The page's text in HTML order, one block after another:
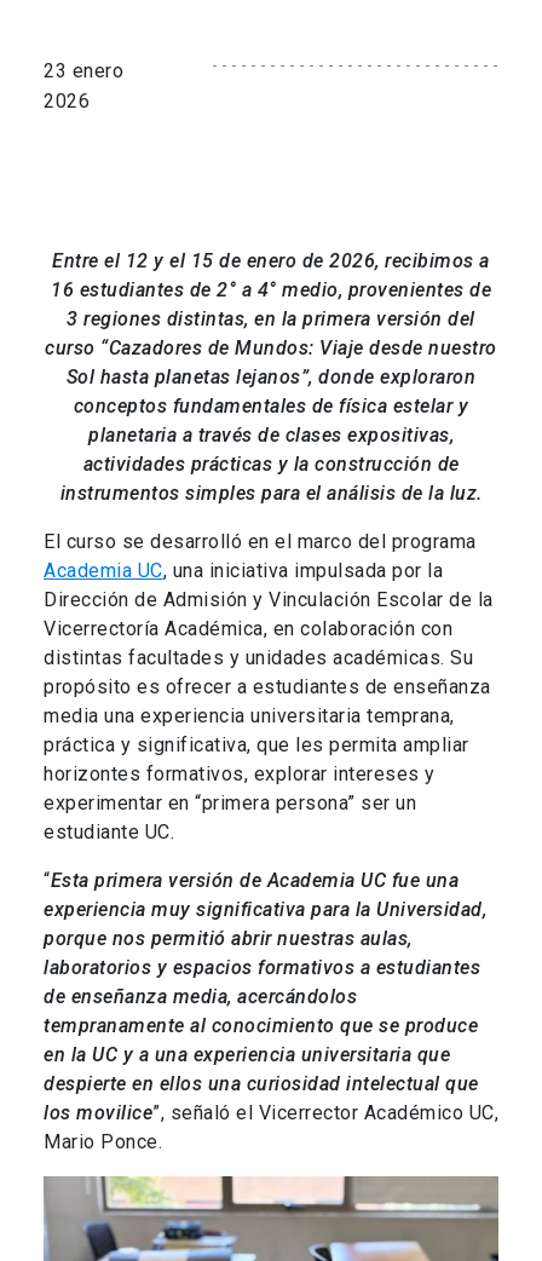
23 enero
2026
Entre el 12 y el 15 de enero de 2026, recibimos a
16 estudiantes de 2° a 4° medio, provenientes de
3 regiones distintas, en la primera versión del
curso “Cazadores de Mundos: Viaje desde nuestro
Sol hasta planetas lejanos”, donde exploraron
conceptos fundamentales de física estelar y
planetaria a través de clases expositivas,
actividades prácticas y la construcción de
instrumentos simples para el análisis de la luz.
El curso se desarrolló en el marco del programa
Academia UC, una iniciativa impulsada por la
Dirección de Admisión y Vinculación Escolar de la
Vicerrectoría Académica, en colaboración con
distintas facultades y unidades académicas. Su
propósito es ofrecer a estudiantes de enseñanza
media una experiencia universitaria temprana,
práctica y significativa, que les permita ampliar
horizontes formativos, explorar intereses y
experimentar en “primera persona” ser un
estudiante UC.
“Esta primera versión de Academia UC fue una
experiencia muy significativa para la Universidad,
porque nos permitió abrir nuestras aulas,
laboratorios y espacios formativos a estudiantes
de enseñanza media, acercándolos
tempranamente al conocimiento que se produce
en la UC y a una experiencia universitaria que
despierte en ellos una curiosidad intelectual que
los movilice”, señaló el Vicerrector Académico UC,
Mario Ponce.